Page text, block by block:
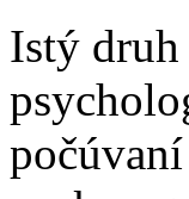
Istý druh